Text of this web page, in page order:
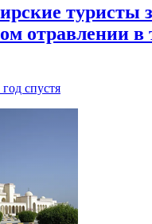
туристы
отравлении в
год спустя